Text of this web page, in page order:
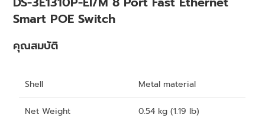
Smart POE Switch
คุณสมบัติ
Shell Metal material
Net Weight 0.54 kg (1.19 lb)